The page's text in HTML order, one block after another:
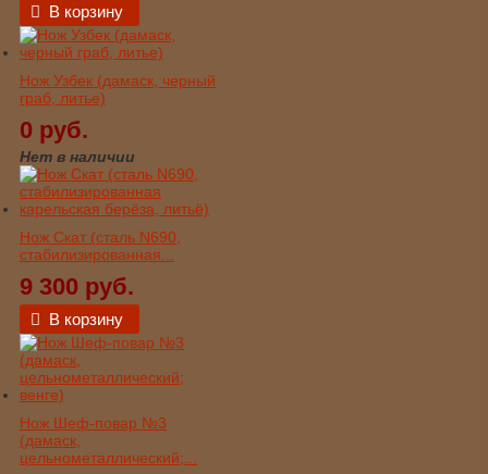
В корзину
Нож Узбек (дамаск, черный
граб, литье)
0 руб.
Нет в наличии
Нож Скат (сталь N690,
стабилизированная...
9 300 руб.
В корзину
Нож Шеф-повар №3
(дамаск,
цельнометаллический;...